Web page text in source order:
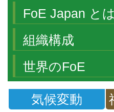
FoE Japan とは
組織構成
世界のFoE
気候変動